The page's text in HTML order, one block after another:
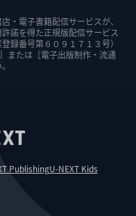
・電子書籍配信サービスが、
諾を得た正規版配信サービス
録番号第６０９１７１３号）
または［電子出版制作・流通
PublishingU-NEXT Kids